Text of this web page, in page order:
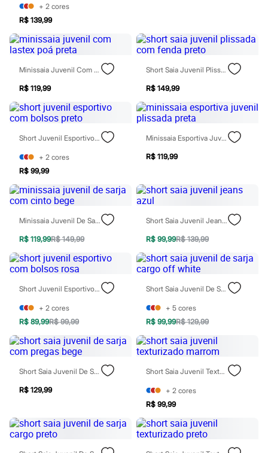
Roupas
Bermudas
Calças
Camisetas e Regatas
Jeans
Polos
Acessórios
Bolsas e Mochilas
Chapéus e Bonés
Cintos
Carteiras
Relógios
Calçados
Chinelos
Sapatos
Tênis
Moda esportiva
Acessórios
Bermudas
Camisetas
Calças
Calçados
Moda íntima
Cuecas
Pijamas
Moda praia
Plus size
Blusas e Camisetas
Calças
Casacos e Jaquetas
Jeans
Moda esportiva
Shorts e Bermudas
+ 2 cores
R$ 139,99
Minissaia Juvenil Com Lastex Poá Preta
R$ 119,99
Short Saia Juvenil Plissada Com Fenda Preto
R$ 149,99
Short Juvenil Esportivo Com Bolsos Preto
+ 2 cores
R$ 99,99
Minissaia Esportiva Juvenil Plissada Preta
R$ 119,99
Minissaia Juvenil De Sarja Com Cinto Bege
R$ 119,99R$ 149,99
Short Saia Juvenil Jeans Azul
R$ 99,99R$ 139,99
Short Juvenil Esportivo Com Bolsos Rosa
+ 2 cores
R$ 89,99R$ 99,99
Short Saia Juvenil De Sarja Cargo Off White
+ 5 cores
R$ 99,99R$ 129,99
Short Saia Juvenil De Sarja Com Pregas Bege
R$ 129,99
Short Saia Juvenil Texturizado Marrom
+ 2 cores
R$ 99,99